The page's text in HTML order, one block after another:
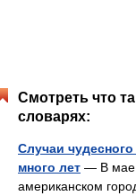
Смотреть что
словарях:
Случаи
много лет — В мае
американском